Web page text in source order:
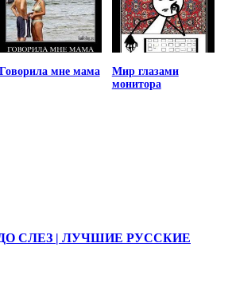
Говорила мне мама
Мир глазами
монитора
СЛЕЗ | ЛУЧШИЕ РУССКИЕ